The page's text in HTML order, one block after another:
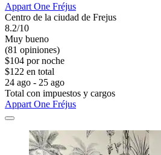
Appart One Fréjus
Centro de la ciudad de Frejus
8.2/10
Muy bueno
(81 opiniones)
$104 por noche
$122 en total
24 ago - 25 ago
Total con impuestos y cargos
Appart One Fréjus